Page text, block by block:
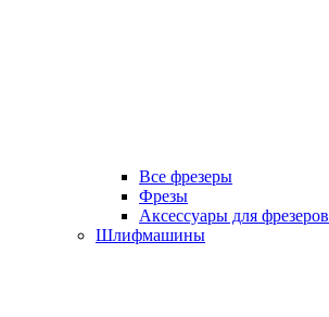
Все фрезеры
Фрезы
Аксессуары для фрезеров
Шлифмашины